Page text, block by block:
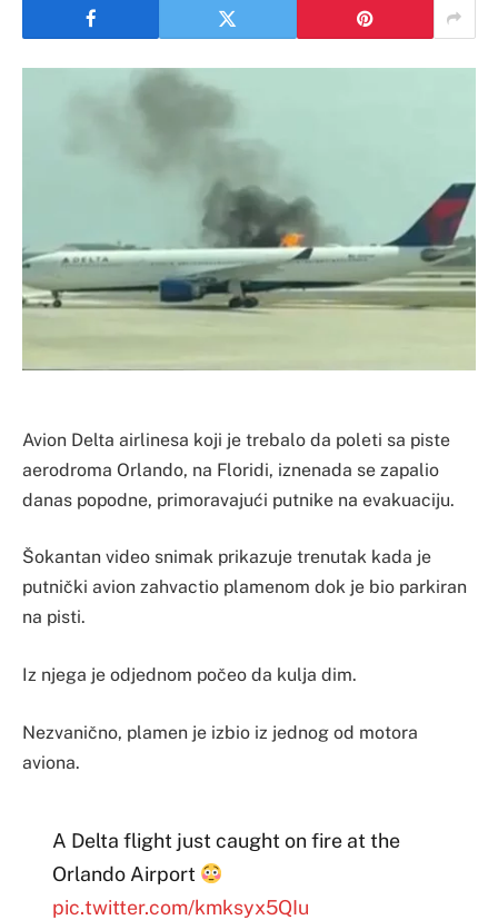
Avion Delta airlinesa koji je trebalo da poleti sa piste
aerodroma Orlando, na Floridi, iznenada se zapalio
danas popodne, primoravajući putnike na evakuaciju.
Šokantan video snimak prikazuje trenutak kada je
putnički avion zahvactio plamenom dok je bio parkiran
na pisti.
Iz njega je odjednom počeo da kulja dim.
Nezvanično, plamen je izbio iz jednog od motora
aviona.
A Delta flight just caught on fire at the
Orlando Airport
pic.twitter.com/kmksyx5QIu